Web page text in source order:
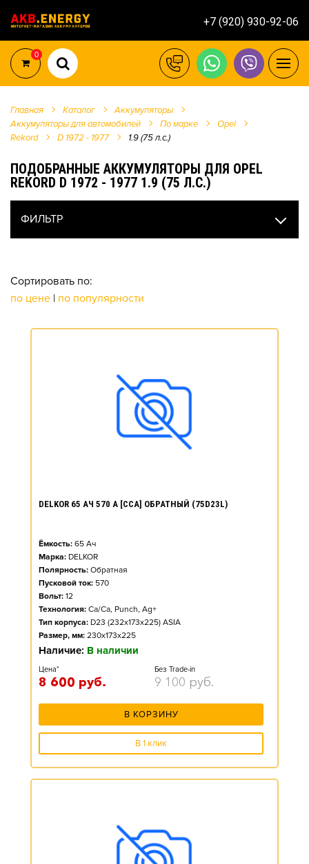
+7 (920) 930-92-06
0
Главная Каталог
Аккумуляторы
Аккумуляторы для автомобилей
По марке
Opel
Rekord
D 1972 - 1977 1.9 (75 л.с.)
ПОДОБРАННЫЕ АККУМУЛЯТОРЫ ДЛЯ OPEL
REKORD D 1972 - 1977 1.9 (75 Л.С.)
ФИЛЬТР
Сортировать по:
по цене | по популярности
DELKOR 65 АЧ 570 А [CCA] ОБРАТНЫЙ (75D23L)
Ёмкость: 65 Ач
Марка: DELKOR
Полярность: Обратная
Пусковой ток: 570
Вольт: 12
Технология: Ca/Ca, Punch, Ag+
Тип корпуса: D23 (232x173x225) ASIA
Размер, мм: 230x173x225
Наличие: В наличии
Цена*
8 600 руб.
Без Trade-in
9 100 руб.
В КОРЗИНУ
В 1 клик